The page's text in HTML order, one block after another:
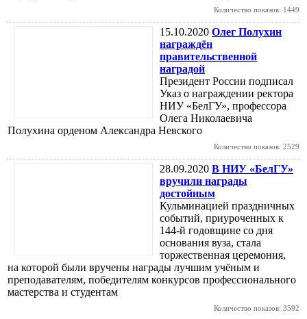
Количество показов: 1449
15.10.2020 Олег Полухин
награждён
правительственной
наградой
Президент России подписал
Указ о награждении ректора
НИУ «БелГУ», профессора
Олега Николаевича
Полухина орденом Александра Невского
Количество показов: 2529
28.09.2020 В НИУ «БелГУ»
вручили награды
достойным
Кульминацией праздничных
событий, приуроченных к
144-й годовщине со дня
основания вуза, стала
торжественная церемония,
на которой были вручены награды лучшим учёным и
преподавателям, победителям конкурсов профессионального
мастерства и студентам
Количество показов: 3592